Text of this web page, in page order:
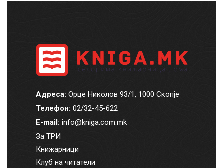
Адреса: Орце Николов 93/1, 1000 Скопје
Телефон: 02/32-45-622
E-mail: info@kniga.com.mk
За ТРИ
Книжарници
Клуб на читатели